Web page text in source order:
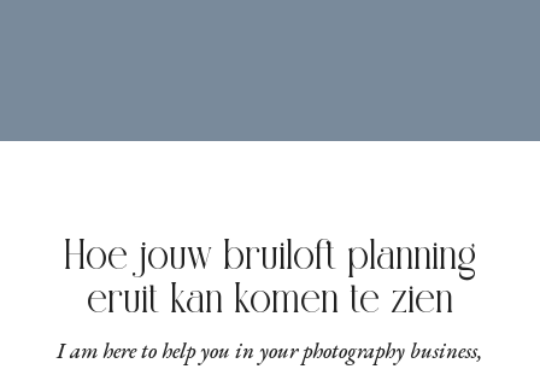
Hoe jouw bruiloft planning
eruit kan komen te zien
I am here to help you in your photography business,